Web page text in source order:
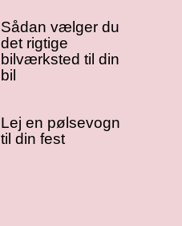
Sådan vælger du
det rigtige
bilværksted til din
bil
Lej en pølsevogn
til din fest